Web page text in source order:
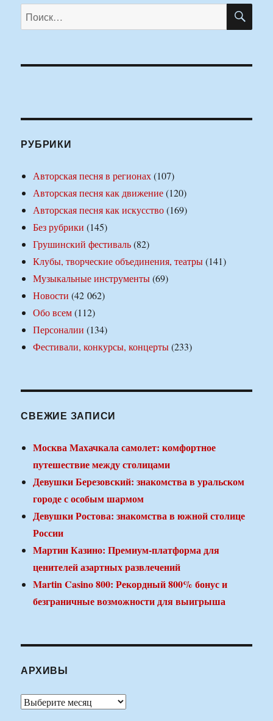
Искать:
РУБРИКИ
Авторская песня в регионах(107)
Авторская песня как движение(120)
Авторская песня как искусство(169)
Без рубрики (145)
Грушинский фестиваль(82)
Клубы, творческие объединения, театры(141)
Музыкальные инструменты(69)
Новости (42 062)
Обо всем(112)
Персоналии (134)
Фестивали, конкурсы, концерты(233)
СВЕЖИЕ ЗАПИСИ
Москва Махачкала самолет: комфортное
путешествие между столицами
Девушки Березовский: знакомства в уральском
городе с особым шармом
Девушки Ростова: знакомства в южной столице
России
Мартин Казино: Премиум-платформа для
ценителей азартных развлечений
Martin Casino 800: Рекордный 800% бонус и
безграничные возможности для выигрыша
АРХИВЫ
Архивы